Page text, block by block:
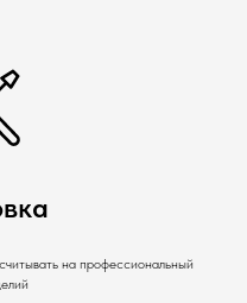
на профессиональный